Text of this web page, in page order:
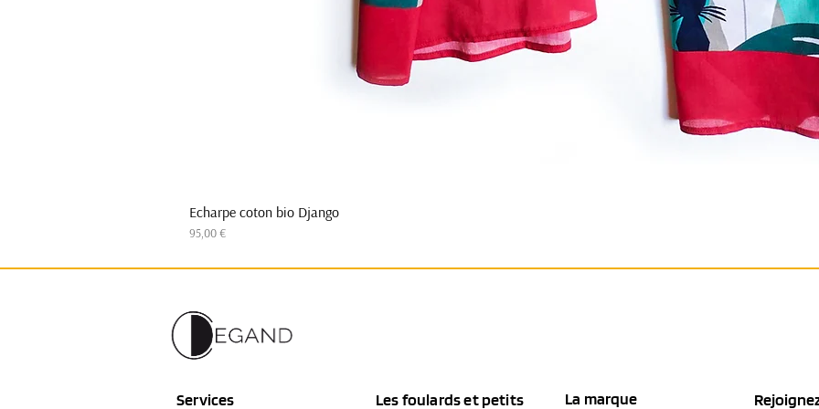
Echarpe coton bio Django
Prix
95,00 €
Les foulards et petits
Services La marque